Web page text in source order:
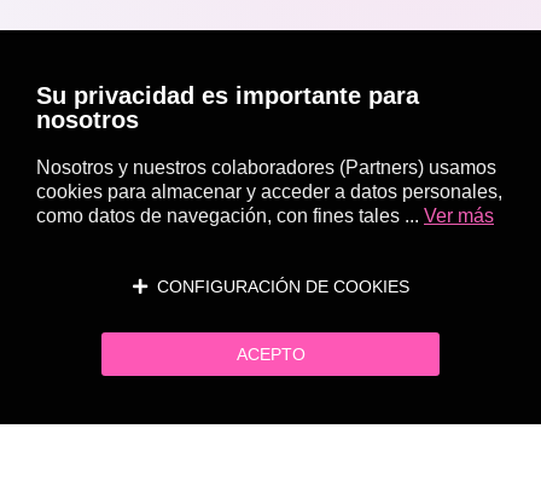
Su privacidad es importante para
nosotros
Nosotros y nuestros colaboradores (Partners) usamos
cookies para almacenar y acceder a datos personales,
como datos de navegación, con fines tales ... Ver más
CONFIGURACIÓN DE COOKIES
ACEPTO